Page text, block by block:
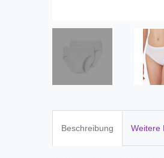
Beschreibung Weitere